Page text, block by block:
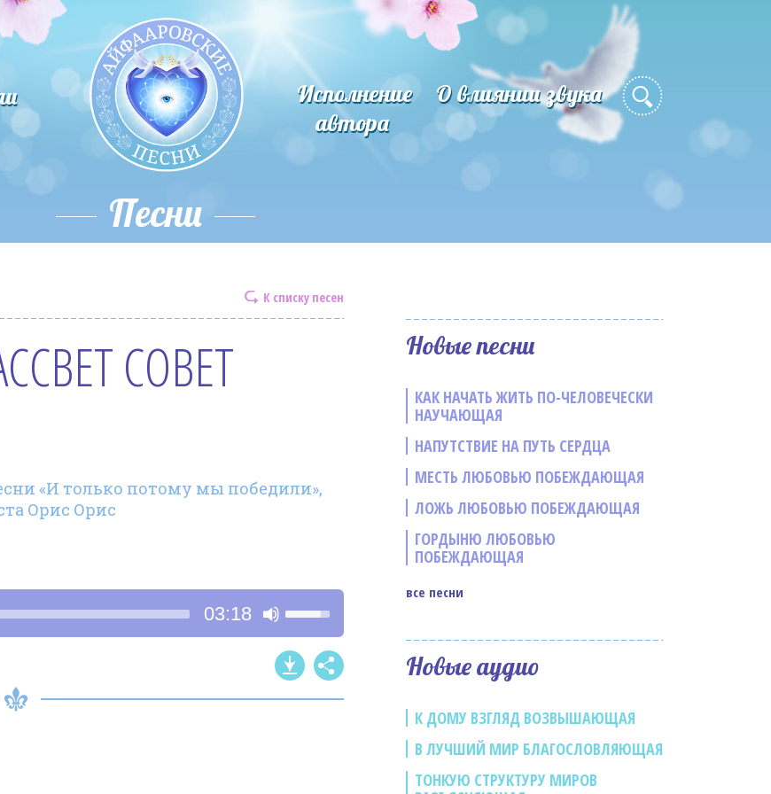
Исполнение
автора
О влиянии звука
Песни
К списку песен
СОВЕТ
«И только потому мы победили»,
Орис Орис
03:18
Используйте
клавиши
со
стрелками
Новые песни
КАК НАЧАТЬ ЖИТЬ ПО-ЧЕЛОВЕЧЕСКИ
НАУЧАЮЩАЯ
НАПУТСТВИЕ НА ПУТЬ СЕРДЦА
МЕСТЬ ЛЮБОВЬЮ ПОБЕЖДАЮЩАЯ
ЛОЖЬ ЛЮБОВЬЮ ПОБЕЖДАЮЩАЯ
ГОРДЫНЮ ЛЮБОВЬЮ
ПОБЕЖДАЮЩАЯ
все песни
Новые аудио
К ДОМУ ВЗГЛЯД ВОЗВЫШАЮЩАЯ
В ЛУЧШИЙ МИР БЛАГОСЛОВЛЯЮЩАЯ
ТОНКУЮ СТРУКТУРУ МИРОВ